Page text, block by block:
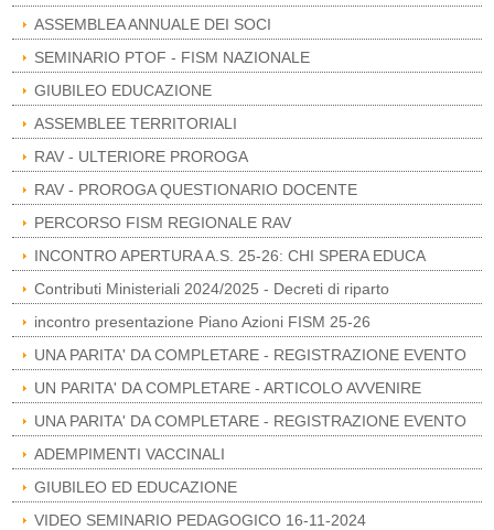
ASSEMBLEA ANNUALE DEI SOCI
SEMINARIO PTOF - FISM NAZIONALE
GIUBILEO EDUCAZIONE
ASSEMBLEE TERRITORIALI
RAV - ULTERIORE PROROGA
RAV - PROROGA QUESTIONARIO DOCENTE
PERCORSO FISM REGIONALE RAV
INCONTRO APERTURA A.S. 25-26: CHI SPERA EDUCA
Contributi Ministeriali 2024/2025 - Decreti di riparto
incontro presentazione Piano Azioni FISM 25-26
UNA PARITA' DA COMPLETARE - REGISTRAZIONE EVENTO
UN PARITA' DA COMPLETARE - ARTICOLO AVVENIRE
UNA PARITA' DA COMPLETARE - REGISTRAZIONE EVENTO
ADEMPIMENTI VACCINALI
GIUBILEO ED EDUCAZIONE
VIDEO SEMINARIO PEDAGOGICO 16-11-2024